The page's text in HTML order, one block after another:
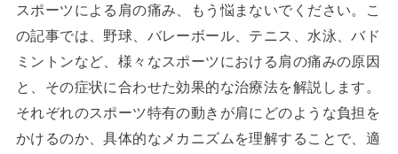
スポーツによる肩の痛み、もう悩まないでください。こ
の記事では、野球、バレーボール、テニス、水泳、バド
ミントンなど、様々なスポーツにおける肩の痛みの原因
と、その症状に合わせた効果的な治療法を解説します。
それぞれのスポーツ特有の動きが肩にどのような負担を
かけるのか、具体的なメカニズムを理解することで、適